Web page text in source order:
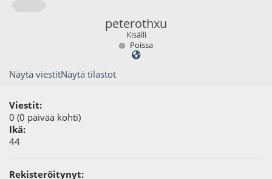
peterothxu
Kisälli
Poissa
Näytä viestitNäytä tilastot
Viestit:
0 (0 päivää kohti)
Ikä:
44
Rekisteröitynyt: